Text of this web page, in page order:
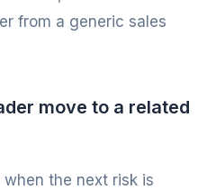
from a generic sales
move to a related
the next risk is